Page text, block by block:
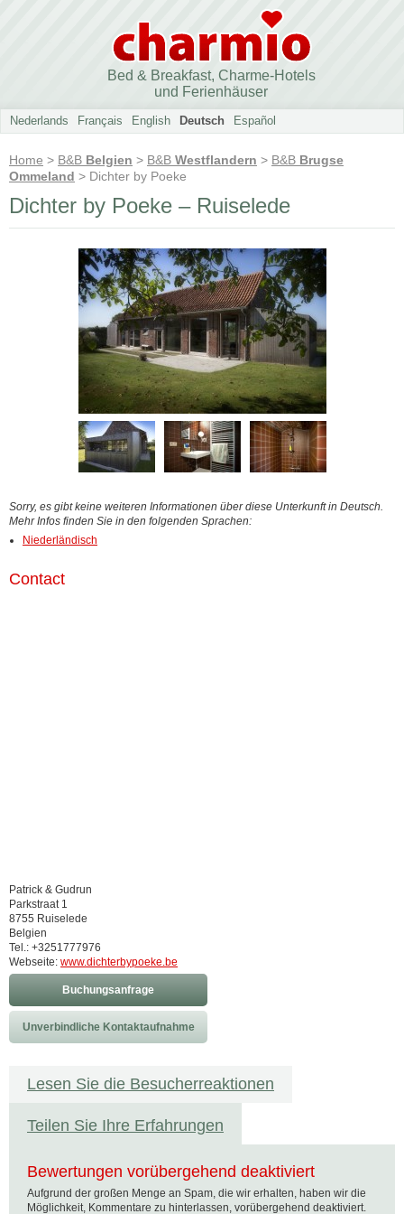
Bed & Breakfast, Charme-Hotels
und Ferienhäuser
Nederlands Français English Deutsch Español
Home > B&B Belgien > B&B Westflandern > B&B Brugse
Ommeland > Dichter by Poeke
Dichter by Poeke – Ruiselede
Sorry, es gibt keine weiteren Informationen über diese Unterkunft in Deutsch.
Mehr Infos finden Sie in den folgenden Sprachen:
Niederländisch
Contact
Patrick & Gudrun
Parkstraat 1
8755 Ruiselede
Belgien
Tel.: +3251777976
Webseite: www.dichterbypoeke.be
Buchungsanfrage
Unverbindliche Kontaktaufnahme
Lesen Sie die Besucherreaktionen
Teilen Sie Ihre Erfahrungen
Bewertungen vorübergehend deaktiviert
Aufgrund der großen Menge an Spam, die wir erhalten, haben wir die
Möglichkeit, Kommentare zu hinterlassen, vorübergehend deaktiviert.